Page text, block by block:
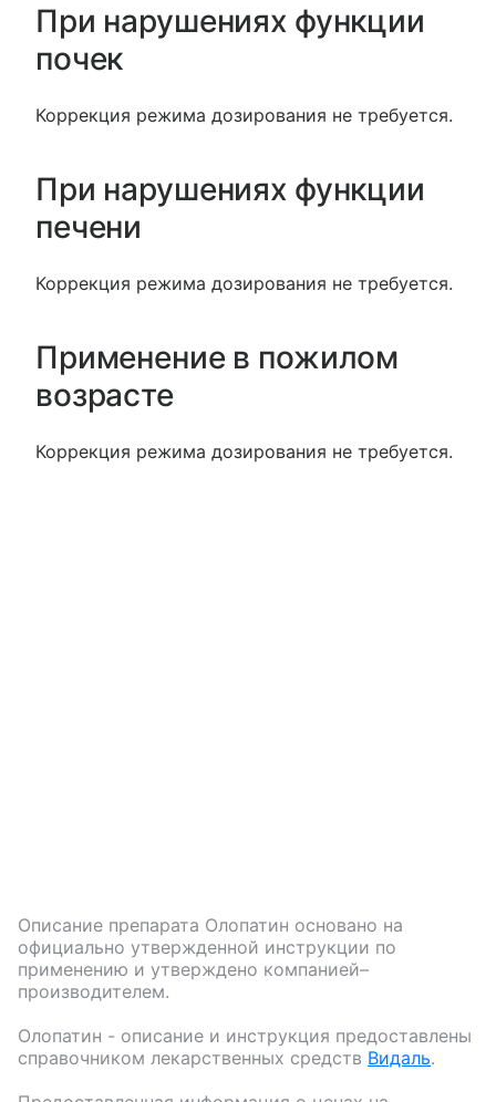
При нарушениях функции
почек
Коррекция режима дозирования не требуется.
При нарушениях функции
печени
Коррекция режима дозирования не требуется.
Применение в пожилом
возрасте
Коррекция режима дозирования не требуется.
Описание препарата Олопатин основано на
официально утвержденной инструкции по
применению и утверждено компанией–
производителем.
Олопатин - описание и инструкция предоставлены
справочником лекарственных средств Видаль.